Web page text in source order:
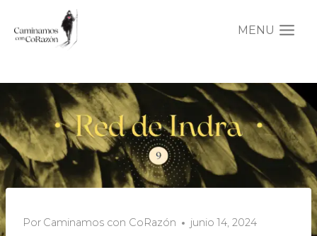
contenido
MENU
Por Caminamos con CoRazón junio 14, 2024